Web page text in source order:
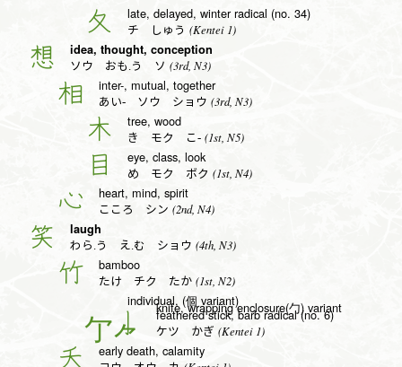
夂 late, delayed, winter radical (no. 34)
チ しゅう (Kentei 1)
想 idea, thought, conception
ソウ おも.う ソ (3rd, N3)
相 inter-, mutual, together
あい- ソウ ショウ (3rd, N3)
木 tree, wood
き モク こ- (1st, N5)
目 eye, class, look
め モク ボク (1st, N4)
心 heart, mind, spirit
こころ シン (2nd, N4)
笑 laugh
わら.う え.む ショウ (4th, N3)
竹 bamboo
たけ チク たか (1st, N2)
individual, (個 variant)
knife, wrapping enclosure(勹) variant
亅 feathered stick, barb radical (no. 6)
ケツ かぎ (Kentei 1)
夭 early death, calamity